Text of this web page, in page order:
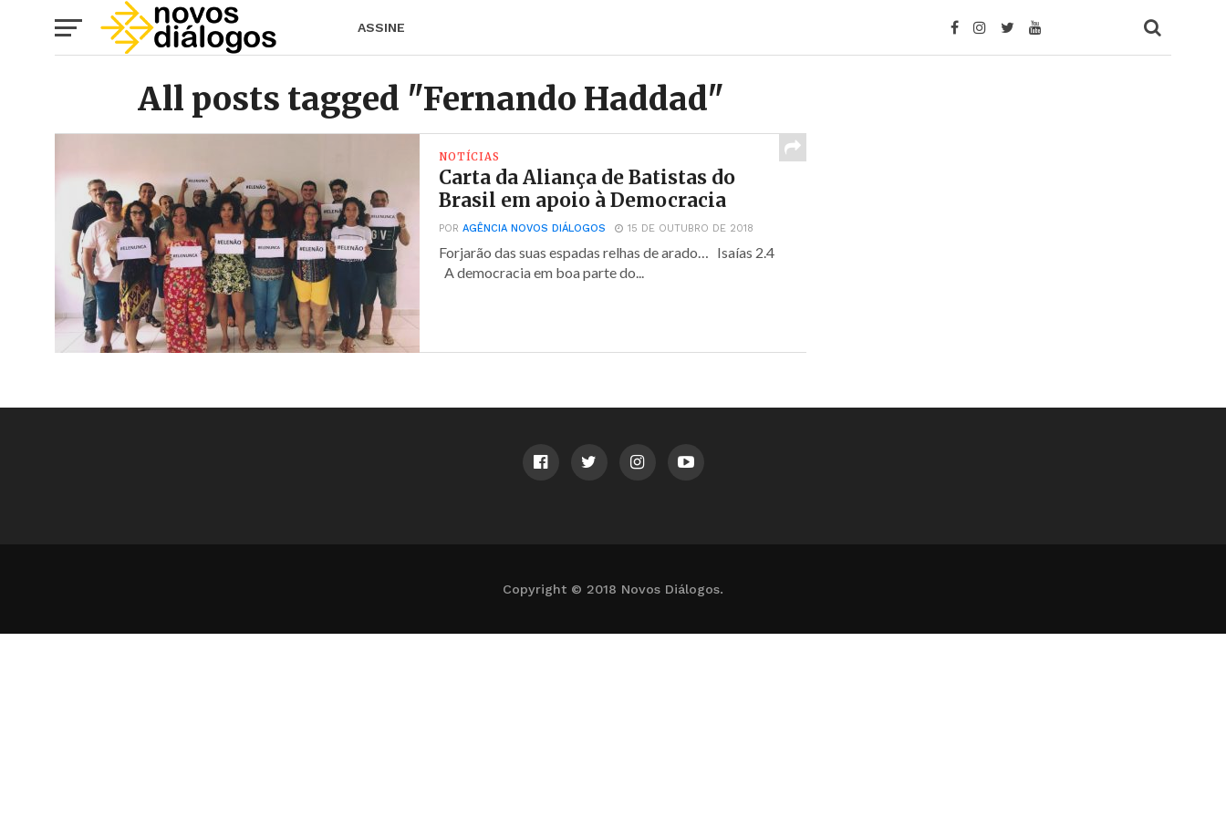
ASSINE
All posts tagged "Fernando Haddad"
NOTÍCIAS
Carta da Aliança de Batistas do
Brasil em apoio à Democracia
PORAGÊNCIA NOVOS DIÁLOGOS 15 DE OUTUBRO DE 2018
Forjarão das suas espadas relhas de arado… Isaías 2.4
A democracia em boa parte do...
Copyright © 2018 Novos Diálogos.